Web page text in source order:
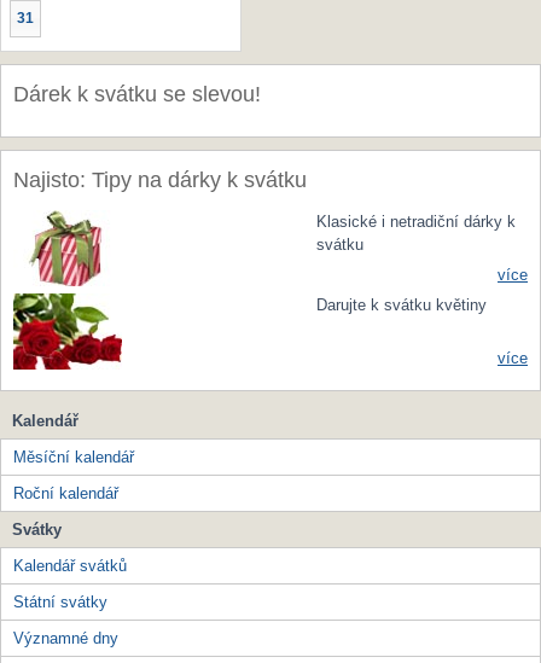
31
Dárek k svátku se slevou!
Najisto: Tipy na dárky k svátku
Klasické i netradiční dárky k
svátku
více
Darujte k svátku květiny
více
Kalendář
Měsíční kalendář
Roční kalendář
Svátky
Kalendář svátků
Státní svátky
Významné dny